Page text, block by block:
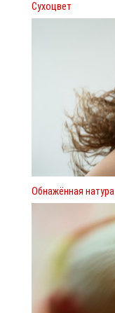
Сухоцвет
Обнажённая натура